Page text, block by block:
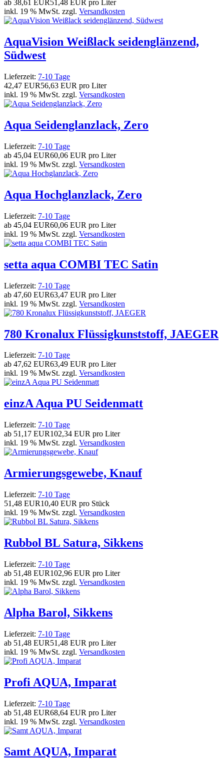
ab 38,61 EUR51,48 EUR pro Liter
inkl. 19 % MwSt. zzgl. Versandkosten
AquaVision Weißlack seidenglänzend,
Südwest
Lieferzeit: 7-10 Tage
42,47 EUR56,63 EUR pro Liter
inkl. 19 % MwSt. zzgl. Versandkosten
Aqua Seidenglanzlack, Zero
Lieferzeit: 7-10 Tage
ab 45,04 EUR60,06 EUR pro Liter
inkl. 19 % MwSt. zzgl. Versandkosten
Aqua Hochglanzlack, Zero
Lieferzeit: 7-10 Tage
ab 45,04 EUR60,06 EUR pro Liter
inkl. 19 % MwSt. zzgl. Versandkosten
setta aqua COMBI TEC Satin
Lieferzeit: 7-10 Tage
ab 47,60 EUR63,47 EUR pro Liter
inkl. 19 % MwSt. zzgl. Versandkosten
780 Kronalux Flüssigkunststoff, JAEGER
Lieferzeit: 7-10 Tage
ab 47,62 EUR63,49 EUR pro Liter
inkl. 19 % MwSt. zzgl. Versandkosten
einzA Aqua PU Seidenmatt
Lieferzeit: 7-10 Tage
ab 51,17 EUR102,34 EUR pro Liter
inkl. 19 % MwSt. zzgl. Versandkosten
Armierungsgewebe, Knauf
Lieferzeit: 7-10 Tage
51,48 EUR10,40 EUR pro Stück
inkl. 19 % MwSt. zzgl. Versandkosten
Rubbol BL Satura, Sikkens
Lieferzeit: 7-10 Tage
ab 51,48 EUR102,96 EUR pro Liter
inkl. 19 % MwSt. zzgl. Versandkosten
Alpha Barol, Sikkens
Lieferzeit: 7-10 Tage
ab 51,48 EUR51,48 EUR pro Liter
inkl. 19 % MwSt. zzgl. Versandkosten
Profi AQUA, Imparat
Lieferzeit: 7-10 Tage
ab 51,48 EUR68,64 EUR pro Liter
inkl. 19 % MwSt. zzgl. Versandkosten
Samt AQUA, Imparat